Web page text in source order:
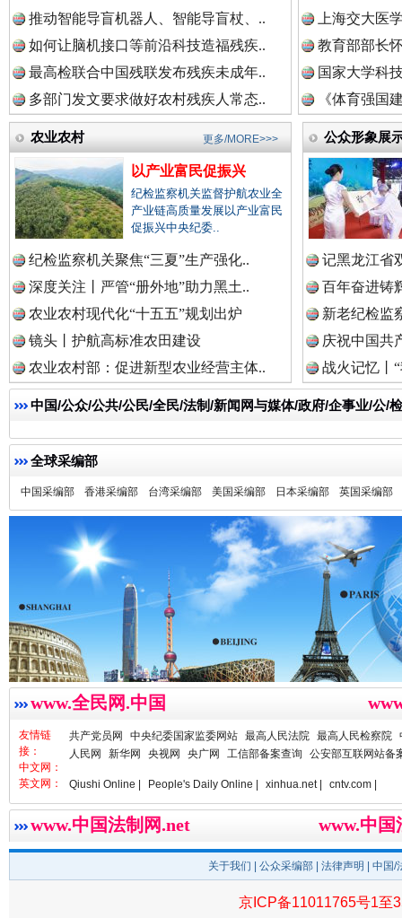
雄关漫道展新颜 “
春天里的科技盛宴
推动智能导盲机器人、智能导盲杖、..
如何让脑机接口等前沿科技造福残疾..
最高检联合中国残联发布残疾未成年..
多部门发文要求做好农村残疾人常态..
上海交大医
教育部部长
国家大学科
《体育强国
农业农村
以产业富民促振兴
纪检监察机关监督护航农业全
产业链高质量发展以产业富民
促振兴中央纪委..
纪检监察机关聚焦“三夏”生产强化..
深度关注丨严管“册外地”助力黑土..
农业农村现代化“十五五”规划出炉
镜头丨护航高标准农田建设
农业农村部：促进新型农业经营主体..
更多/MORE>>> 公众形象展
记黑龙江省
百年奋进铸
新老纪检监
庆祝中国共
战火记忆丨
中国/公众/公共/公民/全民/法制/新闻网与媒体/政府/企事业/公/
全球采编部
中国采编部 香港采编部 台湾采编部 美国采编部 日本采编部 英国采编部
www.全民网.中国
友情链
接：
中文网：
共产党员网 中央纪委国家监委网站 最高人民法院 最高人民检察院
人民网
新华网 央视网 央广网 工信部备案查询 公安部互联网站备
英文网： Qiushi Online | People's Daily Online | xinhua.net | cntv.com |
www.中国法制网.net www.中
关于我们 公众采编部 法律声明 | 中国
京ICP备11011765号1至